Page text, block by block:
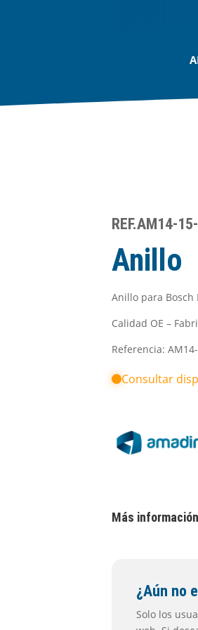
REF.AM14-
Anillo
Anillo para Bosch
Calidad OE –
Referencia:
Consultar
Más
¿Aún no
Solo los